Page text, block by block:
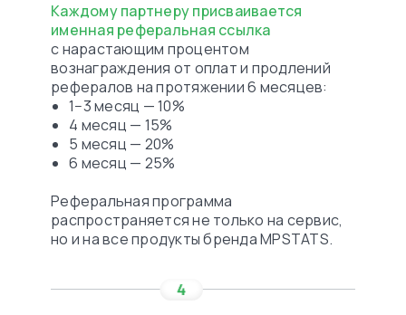
Каждому партнеру присваивается
именная реферальная ссылка
с нарастающим процентом
вознаграждения от оплат и продлений
рефералов на протяжении 6 месяцев:
1−3 месяц — 10%
4 месяц — 15%
5 месяц — 20%
6 месяц — 25%
Реферальная программа
распространяется не только на сервис,
но и на все продукты бренда MPSTATS.